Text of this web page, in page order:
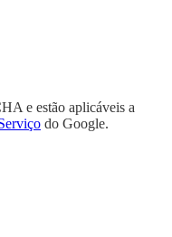
e estão aplicáveis a
do Google.